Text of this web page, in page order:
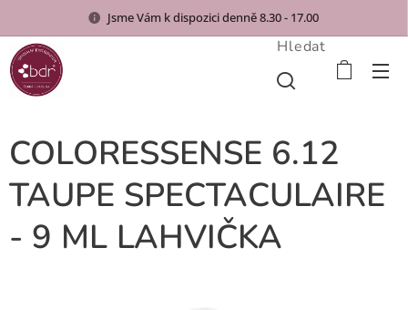
Jsme Vám k dispozici denně 8.30 - 17.00
Hledat
COLORESSENSE 6.12
TAUPE SPECTACULAIRE
- 9 ML LAHVIČKA